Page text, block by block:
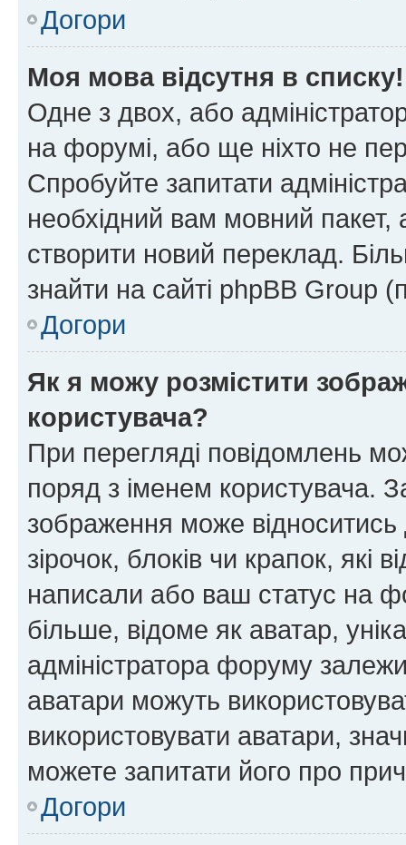
Догори
Моя мова відсутня в списку!
Одне з двох, або
на форумі, або ще ніхто не
Спробуйте запитати
необхідний вам мовний
створити новий переклад.
знайти на сайті phpBB Group
Догори
Як я можу розмістити
користувача?
При перегляді повідомлень
поряд з іменем користувача.
зображення може відноситись
зірочок, блоків чи крапок, які
написали або ваш статус на
більше, відоме як аватар,
адміністратора форуму
аватари можуть
використовувати аватари,
можете запитати його про
Догори